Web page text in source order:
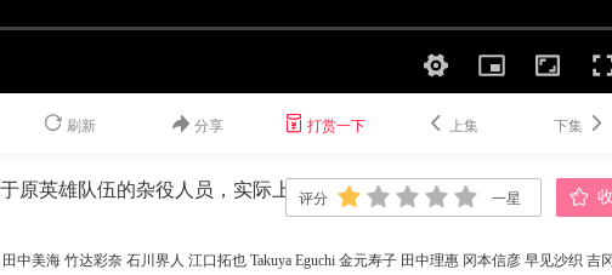
刷新 分享 打赏一下 上集 下集
使人误解的工房主～关于原英雄队伍的杂役人员，实际上除了战斗能力外全是SSS的故事～
田中美海 竹达彩奈 石川界人 江口拓也 Takuya Eguchi 金元寿子 田中理惠 冈本信彦 早见沙织 吉
评分
一星 四星 五星 一星